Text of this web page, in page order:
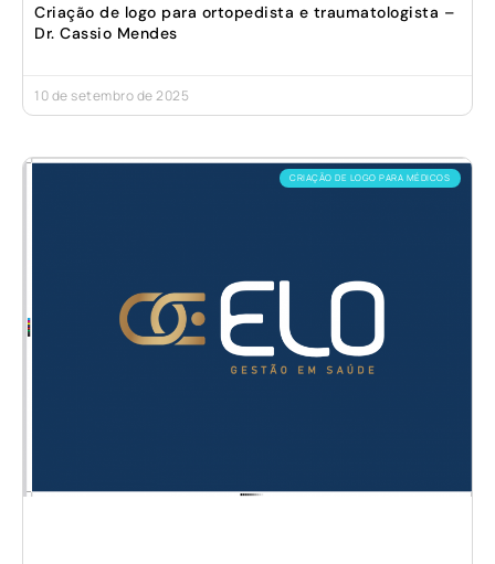
Criação de logo para ortopedista e traumatologista –
Dr. Cassio Mendes
10 de setembro de 2025
CRIAÇÃO DE LOGO PARA MÉDICOS